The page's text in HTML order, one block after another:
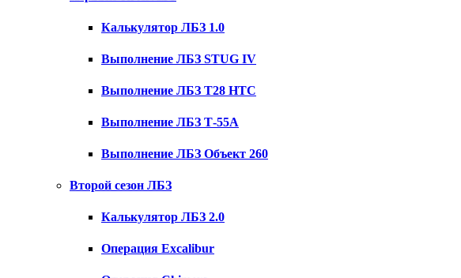
Калькулятор ЛБЗ 1.0
Выполнение ЛБЗ STUG IV
Выполнение ЛБЗ T28 HTC
Выполнение ЛБЗ Т-55А
Выполнение ЛБЗ Объект 260
Второй сезон ЛБЗ
Калькулятор ЛБЗ 2.0
Операция Excalibur